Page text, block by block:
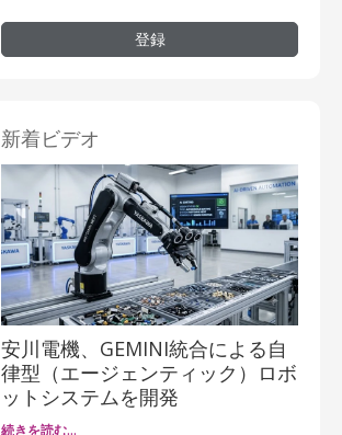
登録
新着ビデオ
安川電機、GEMINI統合による自
律型（エージェンティック）ロボ
ットシステムを開発
続きを読む…